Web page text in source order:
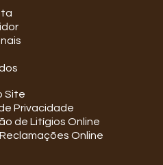
Site
Privacidade
de Litígios Online
Online